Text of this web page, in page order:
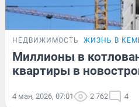
НЕДВИЖИМОСТЬ ЖИЗНЬ В
Миллионы в
квартиры в
4 мая, 2026, 07:01 2 762 4